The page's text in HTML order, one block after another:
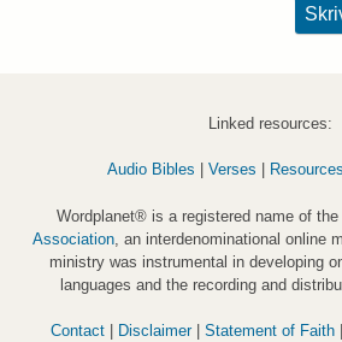
Linked resources:
Audio Bibles Verses Resources
Wordplanet® is a registered name of the
Association , an interdenominational online
ministry was instrumental in developing
languages and the recording and
Contact| Disclaimer| Statement of Faith|